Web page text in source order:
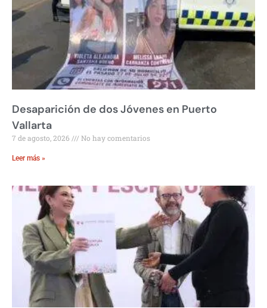
Desaparición de dos Jóvenes en Puerto
Vallarta
7 de agosto, 2026 No hay comentarios
Leer más »